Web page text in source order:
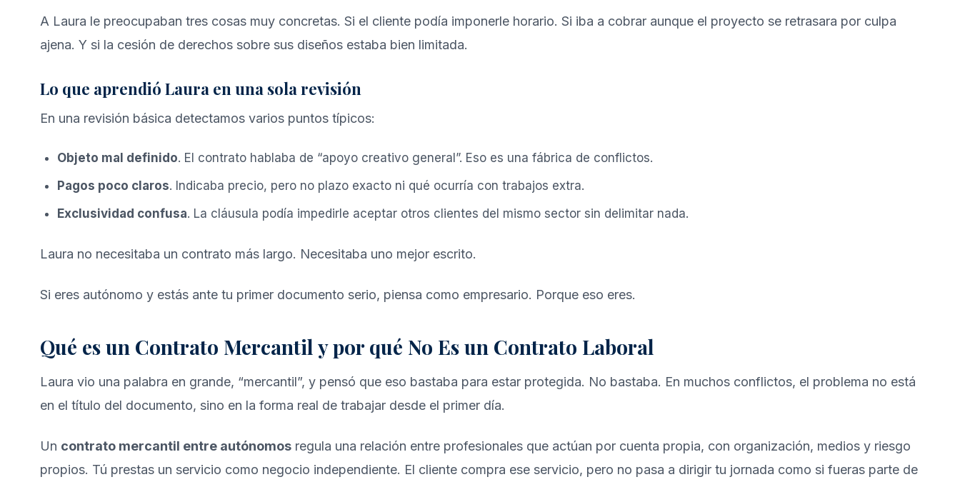
A Laura le preocupaban tres cosas muy concretas. Si el cliente podía imponerle horario. Si iba a cobrar aunque el proyecto se retrasara por culpa
ajena. Y si la cesión de derechos sobre sus diseños estaba bien limitada.
Lo que aprendió Laura en una sola revisión
En una revisión básica detectamos varios puntos típicos:
Objeto mal definido. El contrato hablaba de “apoyo creativo general”. Eso es una fábrica de conflictos.
Pagos poco claros. Indicaba precio, pero no plazo exacto ni qué ocurría con trabajos extra.
Exclusividad confusa. La cláusula podía impedirle aceptar otros clientes del mismo sector sin delimitar nada.
Laura no necesitaba un contrato más largo. Necesitaba uno mejor escrito.
Si eres autónomo y estás ante tu primer documento serio, piensa como empresario. Porque eso eres.
Qué es un Contrato Mercantil y por qué No Es un Contrato Laboral
Laura vio una palabra en grande, “mercantil”, y pensó que eso bastaba para estar protegida. No bastaba. En muchos conflictos, el problema no está
en el título del documento, sino en la forma real de trabajar desde el primer día.
Un contrato mercantil entre autónomos regula una relación entre profesionales que actúan por cuenta propia, con organización, medios y riesgo
propios. Tú prestas un servicio como negocio independiente. El cliente compra ese servicio, pero no pasa a dirigir tu jornada como si fueras parte de